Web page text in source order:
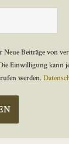
Neue Beiträge von
Einwilligung kann
werden.